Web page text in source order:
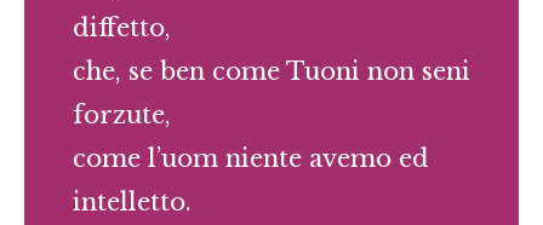
diffetto,
che, se ben come Tuoni non seni
forzute,
come l’uom niente avemo ed
intelletto.